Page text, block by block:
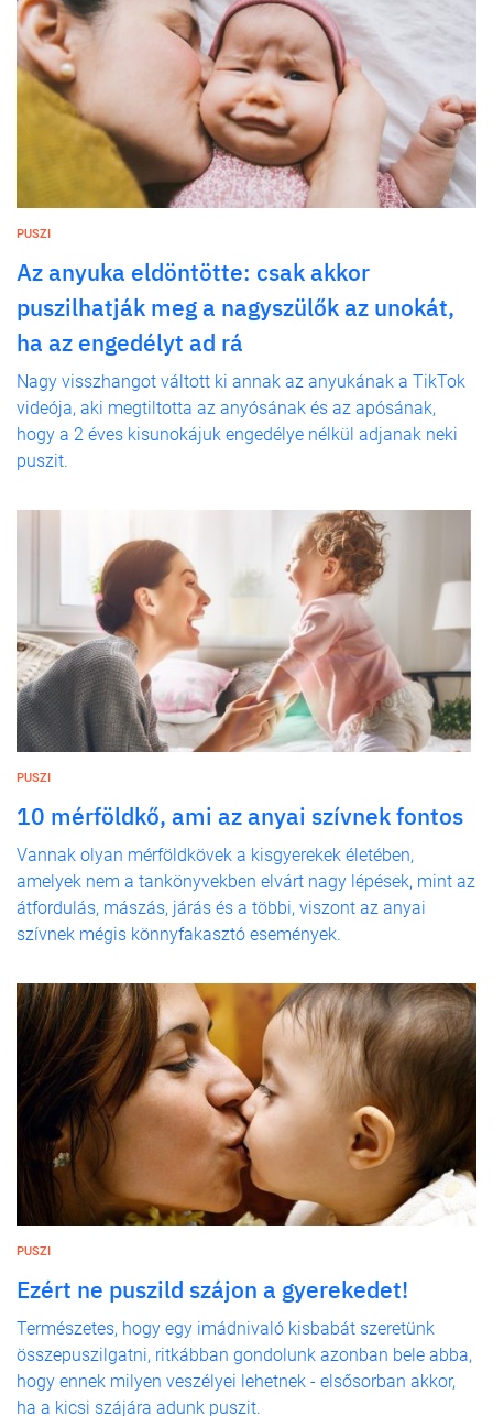
PUSZI
Az anyuka eldöntötte: csak akkor
puszilhatják meg a nagyszülők az unokát,
ha az engedélyt ad rá
Nagy visszhangot váltott ki annak az anyukának a TikTok
videója, aki megtiltotta az anyósának és az apósának,
hogy a 2 éves kisunokájuk engedélye nélkül adjanak neki
puszit.
PUSZI
10 mérföldkő, ami az anyai szívnek fontos
Vannak olyan mérföldkövek a kisgyerekek életében,
amelyek nem a tankönyvekben elvárt nagy lépések, mint az
átfordulás, mászás, járás és a többi, viszont az anyai
szívnek mégis könnyfakasztó események.
PUSZI
Ezért ne puszild szájon a gyerekedet!
Természetes, hogy egy imádnivaló kisbabát szeretünk
összepuszilgatni, ritkábban gondolunk azonban bele abba,
hogy ennek milyen veszélyei lehetnek - elsősorban akkor,
ha a kicsi szájára adunk puszit.